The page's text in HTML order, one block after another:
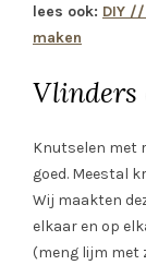
lees ook: DIY
maken
Vlinders
Knutselen met
goed. Meestal
Wij maakten
elkaar en op
(meng lijm met